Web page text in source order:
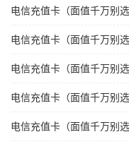
电信充值卡（面值千万别
电信充值卡（面值千万别
电信充值卡（面值千万别
电信充值卡（面值千万别
电信充值卡（面值千万别